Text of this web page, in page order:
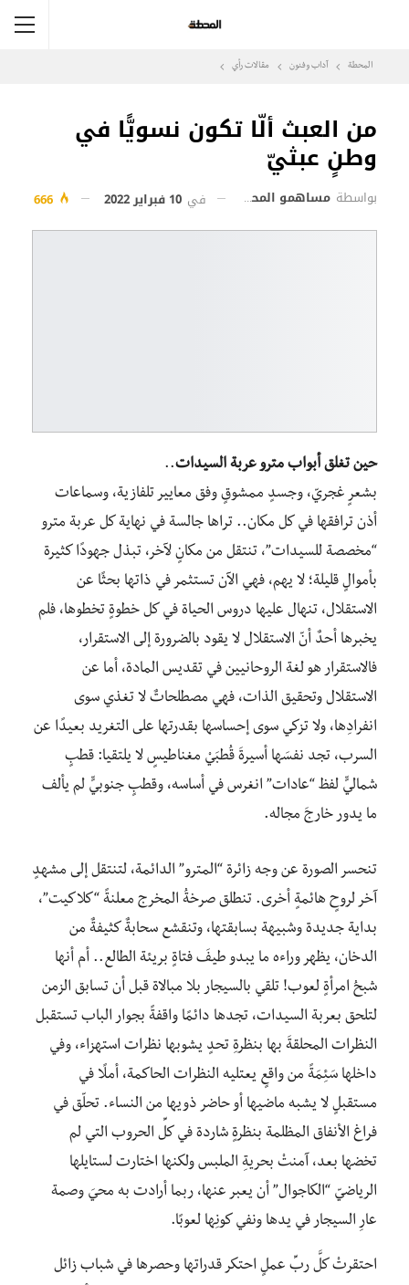
المحطة آداب وفنون مقالات رأي
من العبث ألّا تكون نسويًّا في
وطنٍ عبثيّ
بواسطة مساهمو المحطة في 10 فبراير 2022
حين تغلق أبواب مترو عربة السيدات..
بشعرٍ غجريّ، وجسدٍ ممشوقٍ وفق معايير تلفازية، وسماعات
أذن ترافقها في كل مكان.. تراها جالسة في نهاية كل عربة مترو
“مخصصة للسيدات”، تنتقل من مكانٍ لآخر، تبذل جهودًا كثيرة
بأموالٍ قليلة؛ لا يهم، فهي الآن تستثمر في ذاتها بحثًا عن
الاستقلال، تنهال عليها دروس الحياة في كل خطوةٍ تخطوها، فلم
يخبرها أحدٌ أنّ الاستقلال لا يقود بالضرورة إلى الاستقرار،
فالاستقرار هو لغة الروحانيين في تقديس المادة، أما عن
الاستقلال وتحقيق الذات، فهي مصطلحاتٌ لا تغذي سوى
انفرادِها، ولا تزكي سوى إحساسها بقدرتها على التغريد بعيدًا عن
السرب، تجد نفسَها أسيرةَ قُطبَيْ مغناطيسٍ لا يلتقيا: قطبٍ
شماليٍّ لفظ “عادات” انغرس في أساسه، وقطبٍ جنوبيٍّ لم يألف
ما يدور خارجَ مجاله.
تنحسر الصورة عن وجه زائرة “المترو” الدائمة، لتنتقل إلى مشهدٍ
آخر لروحٍ هائمةٍ أخرى. تنطلق صرخةُ المخرج معلنةً “كلاكيت”،
بداية جديدة وشبيهة بسابقتها، وتنقشع سحابةٌ كثيفةٌ من
الدخان، يظهر وراءه ما يبدو طيفَ فتاةٍ بريئة الطالع.. أم أنها
شبحُ امرأةٍ لعوب! تلقي بالسيجار بلا مبالاة قبل أن تسابق الزمن
لتلحق بعربة السيدات، تجدها دائمًا واقفةً بجوار الباب تستقبل
النظرات المحلقةَ بها بنظرةِ تحدٍ يشوبها نظرات استهزاء، وفي
داخلها سَئِمَةً من واقعٍ يعتليه النظرات الحاكمة، أملًا في
مستقبلٍ لا يشبه ماضيها أو حاضر ذويها من النساء. تحلّق في
فراغ الأنفاق المظلمة بنظرةٍ شاردة في كلِّ الحروب التي لم
تخضها بعد، آمنتْ بحريةِ الملبس ولكنها اختارت لستايلها
الرياضيّ “الكاجوال” أن يعبر عنها، ربما أرادت به محيَ وصمة
عارِ السيجار في يدها ونفي كونِها لعوبًا.
احتقرتْ كلَّ ربِّ عملٍ احتكر قدراتها وحصرها في شباب زائل